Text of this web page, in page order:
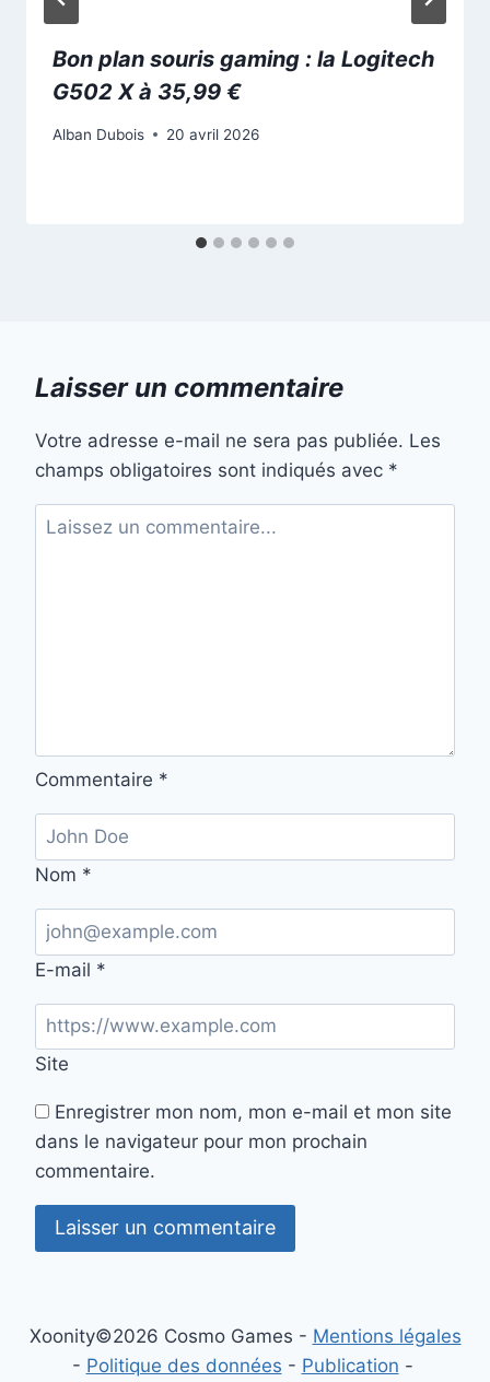
Bon plan souris gaming : la Logitech
G502 X à 35,99 €
Alban Dubois 20 avril 2026
Laisser un commentaire
Votre adresse e-mail ne sera pas publiée. Les
champs obligatoires sont indiqués avec *
Commentaire *
Nom *
E-mail *
Site
Enregistrer mon nom, mon e-mail et mon site
dans le navigateur pour mon prochain
commentaire.
Xoonity©2026 Cosmo Games - Mentions légales
- Politique des données - Publication -